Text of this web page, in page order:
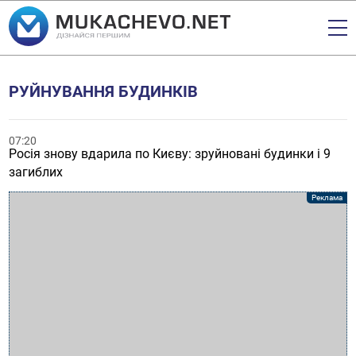
РУЙНУВАННЯ БУДИНКІВ
07:20
Росія знову вдарила по Києву: зруйновані будинки і 9
загиблих